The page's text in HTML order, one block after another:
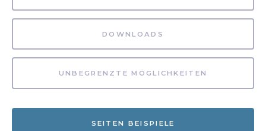
DOWNLOADS
UNBEGRENZTE MÖGLICHKEITEN
SEITEN BEISPIELE